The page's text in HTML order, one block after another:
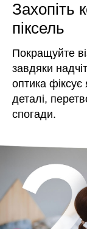
Захопіть
піксель
Покращуйте
завдяки
оптика фіксує
деталі,
спогади.